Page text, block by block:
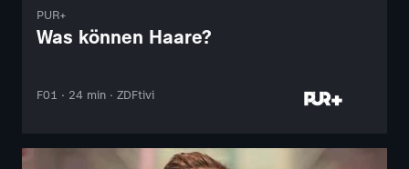
PUR+
Was können Haare?
F01 · 24 min · ZDFtivi